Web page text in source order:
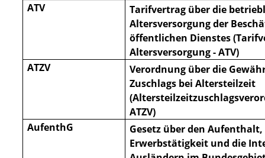
ATV
Tarifvertrag über die
Altersversorgung der
öffentlichen Dienstes
Altersversorgung - ATV)
ATZV
Verordnung über die
Zuschlags bei Altersteilzeit
ATZV)
AufenthG
Gesetz über den Aufenthalt,
Erwerbstätigkeit und die